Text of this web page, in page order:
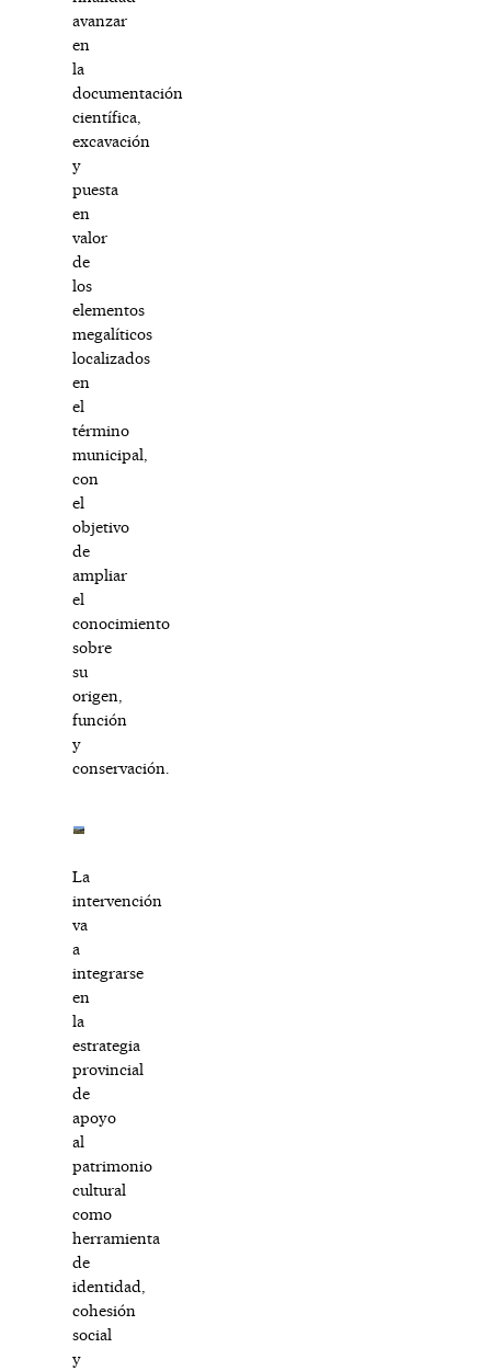
avanzar
en
la
documentación
científica,
excavación
y
puesta
en
valor
de
los
elementos
megalíticos
localizados
en
el
término
municipal,
con
el
objetivo
de
ampliar
el
conocimiento
sobre
su
origen,
función
y
conservación.
La
intervención
va
a
integrarse
en
la
estrategia
provincial
de
apoyo
al
patrimonio
cultural
como
herramienta
de
identidad,
cohesión
social
y